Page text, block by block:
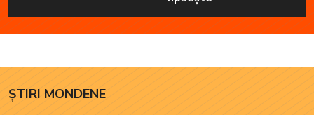
ȘTIRI MONDENE